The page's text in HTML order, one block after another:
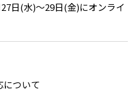
日(水)～29日(金)にオンライ
について